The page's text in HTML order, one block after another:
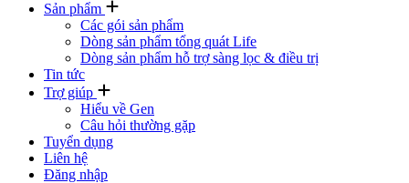
Sản phẩm
Các gói sản phẩm
Dòng sản phẩm tổng quát Life
Dòng sản phẩm hỗ trợ sàng lọc & điều trị
Tin tức
Trợ giúp
Hiểu về Gen
Câu hỏi thường gặp
Tuyển dụng
Liên hệ
Đăng nhập